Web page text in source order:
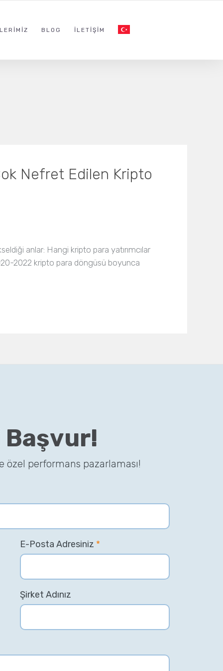
BLOG İLETIŞIM
Nefret Edilen Kripto
anlar: Hangi kripto para yatırımcılar
2022 kripto para döngüsü boyunca
Başvur!
özel performans pazarlaması!
E-Posta Adresiniz *
Şirket Adınız